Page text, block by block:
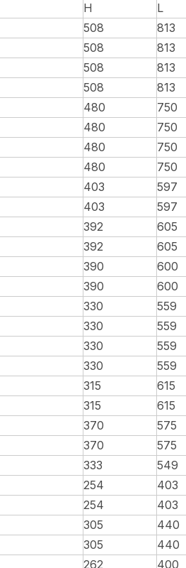
H L
508 813
508 813
508 813
508 813
480 750
480 750
480 750
480 750
403 597
403 597
392 605
392 605
390 600
390 600
330 559
330 559
330 559
330 559
315 615
315 615
370 575
370 575
333 549
254 403
254 403
305 440
305 440
262 400